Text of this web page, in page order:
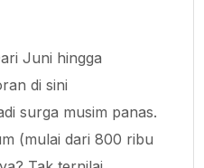
Juni hingga
di sini
surga musim panas.
(mulai dari 800 ribu